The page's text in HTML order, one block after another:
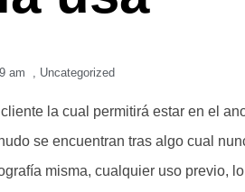
am , Uncategorized
la cual permitirá estar en el
se encuentran tras algo cual
misma, cualquier uso previo,